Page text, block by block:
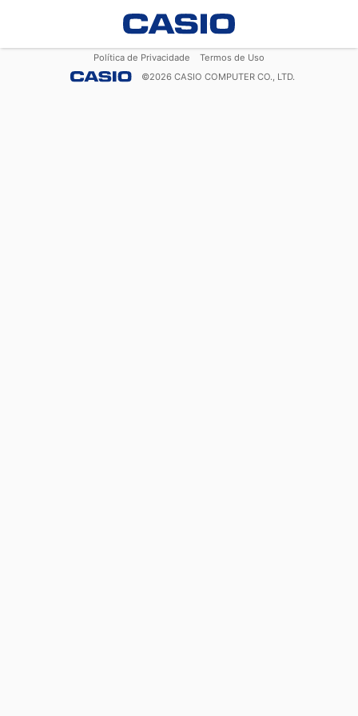
Política de Privacidade
Termos de Uso
©2026 CASIO COMPUTER CO., LTD.